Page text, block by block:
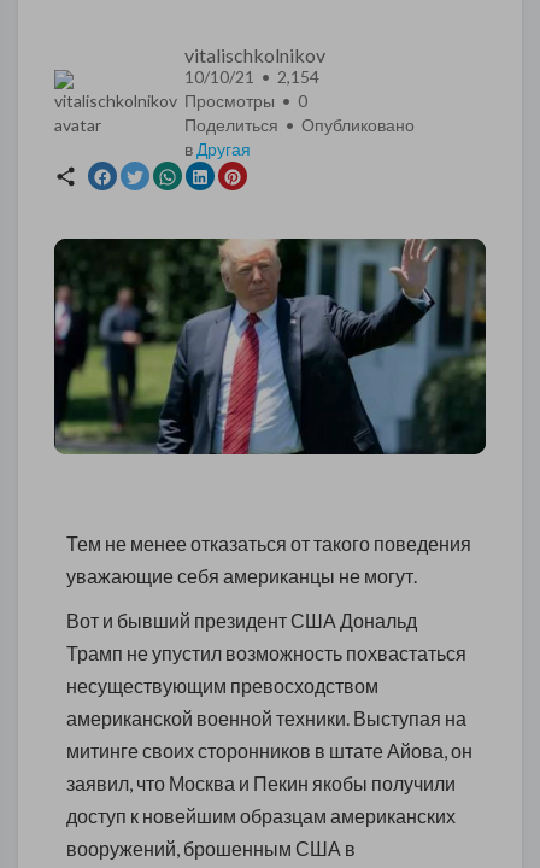
vitalischkolnikov
10/10/21 • 2,154
Просмотры • 0
Поделиться • Опубликовано
в Другая
Тем не менее отказаться от такого поведения
уважающие себя американцы не могут.
Вот и бывший президент США Дональд
Трамп не упустил возможность похвастаться
несуществующим превосходством
американской военной техники. Выступая на
митинге своих сторонников в штате Айова, он
заявил, что Москва и Пекин якобы получили
доступ к новейшим образцам американских
вооружений, брошенным США в